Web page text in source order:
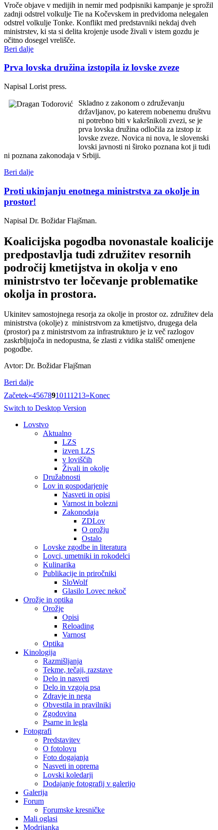
Vroče objave v medijih in nemir med podpisniki kampanje je sprožil
zadnji odstrel volkulje Tie na Kočevskem in predvidoma nelegalen
odstrel volkulje Tonke. Konflikt med predstavniki nekdaj dveh
ministrstev, ki sta si delita krojenje usode živali v istem gozdu je
očitno dosegel vrelišče.
Beri dalje
Prva lovska družina izstopila iz lovske zveze
Napisal Lorist press.
Skladno z zakonom o združevanju
državljanov, po katerem nobenemu društvu
ni potrebno biti v kakršnikoli zvezi, se je
prva lovska družina odločila za izstop iz
lovske zveze. Novica ni nova, le slovenski
lovski javnosti ni široko poznana kot ji tudi
ni poznana zakonodaja v Srbiji.
Beri dalje
Proti ukinjanju enotnega ministrstva za okolje in
prostor!
Napisal Dr. Božidar Flajšman.
Koalicijska pogodba novonastale koalicije
predpostavlja tudi združitev resornih
področij kmetijstva in okolja v eno
ministrstvo ter ločevanje problematike
okolja in prostora.
Ukinitev samostojnega resorja za okolje in prostor oz. združitev dela
ministrstva (okolje) z ministrstvom za kmetijstvo, drugega dela
(prostor) pa z ministrstvom za infrastrukturo je iz več razlogov
zaskrbljujoča in nedopustna, še zlasti z vidika stališč omenjene
pogodbe.
Avtor: Dr. Božidar Flajšman
Beri dalje
Začetek«45678910111213»Konec
Switch to Desktop Version
Lovstvo
Aktualno
LZS
izven LZS
v loviščih
Živali in okolje
Družabnosti
Lov in gospodarjenje
Nasveti in opisi
Varnost in bolezni
Zakonodaja
ZDLov
O orožju
Ostalo
Lovske zgodbe in literatura
Lovci, umetniki in rokodelci
Kulinarika
Publikacije in priročniki
SloWolf
Glasilo Lovec nekoč
Orožje in optika
Orožje
Opisi
Reloading
Varnost
Optika
Kinologija
Razmišljanja
Tekme, tečaji, razstave
Delo in nasveti
Delo in vzgoja psa
Zdravje in nega
Obvestila in pravilniki
Zgodovina
Psarne in legla
Fotografi
Predstavitev
O fotolovu
Foto dogajanja
Nasveti in oprema
Lovski koledarji
Dodajanje fotografij v galerijo
Galerija
Forum
Forumske kresničke
Mali oglasi
Modrijanka